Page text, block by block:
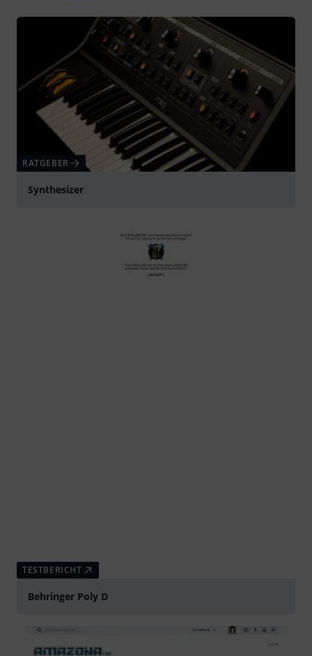
RATGEBER
Synthesizer
TESTBERICHT
Behringer Poly D